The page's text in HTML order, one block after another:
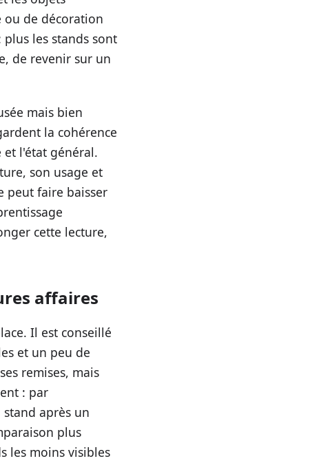
de décoration
les stands sont
de revenir sur un
mais bien
la cohérence
l'état général.
son usage et
peut faire baisser
cette lecture,
affaires
Il est conseillé
et un peu de
remises, mais
: par
après un
plus
les moins visibles